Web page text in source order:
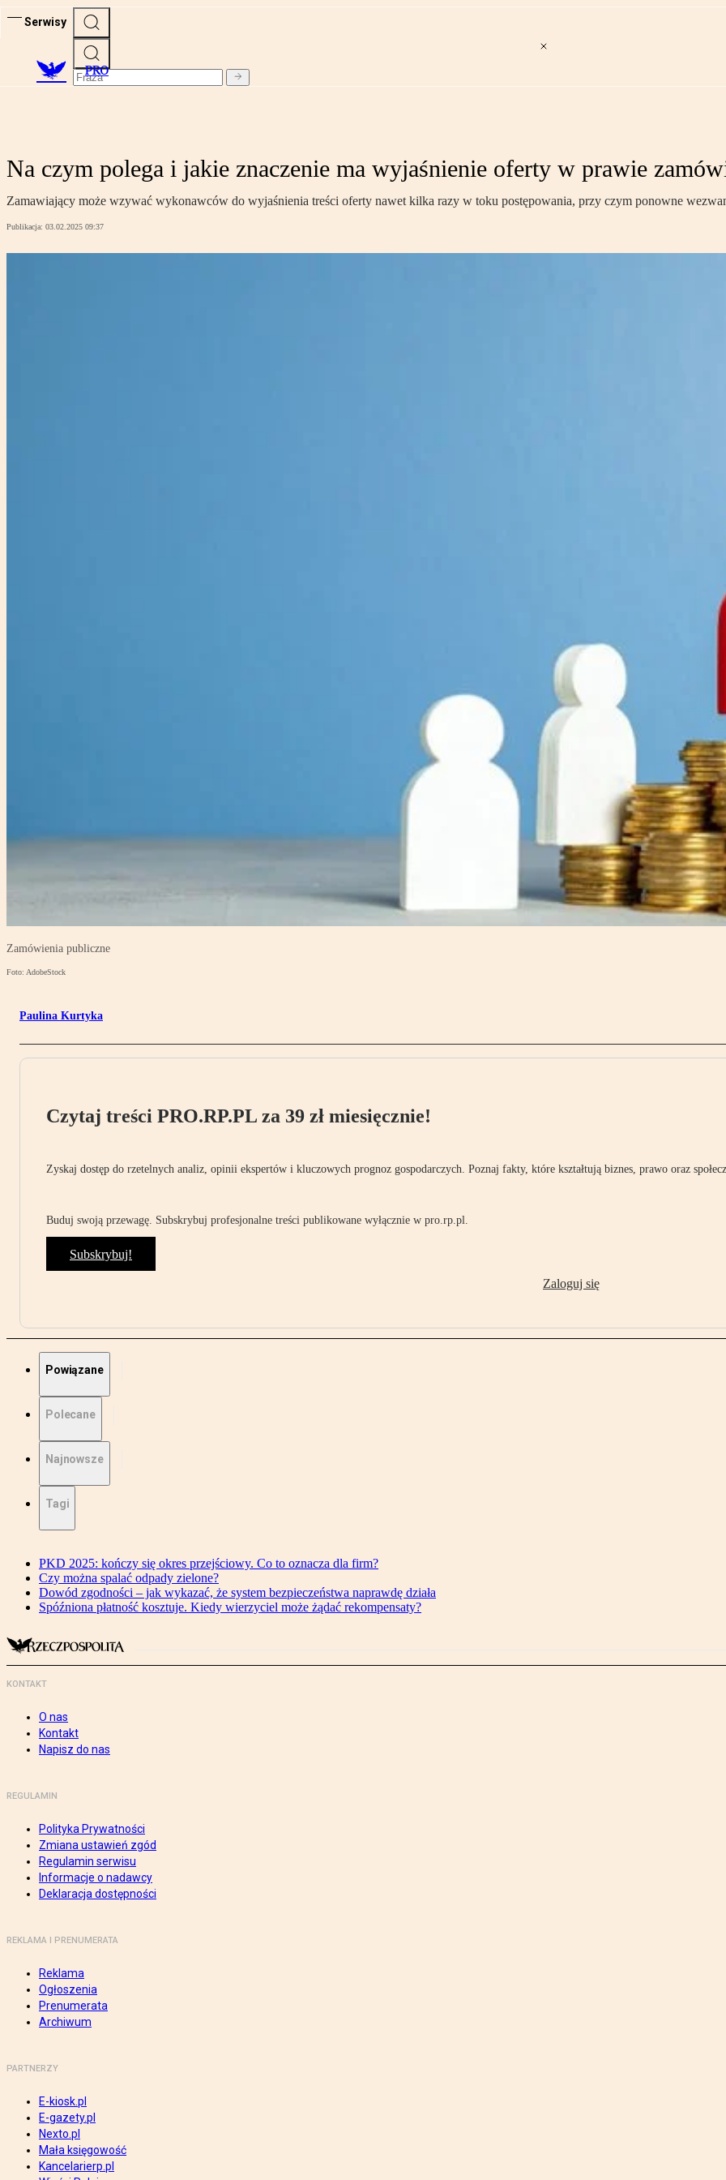
Serwisy
PRO
Na czym polega i jakie znaczenie ma wyjaśnienie oferty w prawie
Zamawiający może wzywać wykonawców do wyjaśnienia treści oferty nawet kilka razy w toku postępowania, przy czym ponowne
Publikacja: 03.02.2025 09:37
Zamówienia publiczne
Foto: AdobeStock
Paulina Kurtyka
Czytaj treści PRO.RP.PL za 39 zł miesięcznie!
Zyskaj dostęp do rzetelnych analiz, opinii ekspertów i kluczowych prognoz gospodarczych. Poznaj fakty, które kształtują biznes, prawo oraz
Buduj swoją przewagę. Subskrybuj profesjonalne treści publikowane wyłącznie w pro.rp.pl.
Subskrybuj!
Zaloguj się
Powiązane
Polecane
Najnowsze
Tagi
PKD 2025: kończy się okres przejściowy. Co to oznacza dla firm?
Czy można spalać odpady zielone?
Dowód zgodności – jak wykazać, że system bezpieczeństwa naprawdę działa
Spóźniona płatność kosztuje. Kiedy wierzyciel może żądać rekompensaty?
KONTAKT
O nas
Kontakt
Napisz do nas
REGULAMIN
Polityka Prywatności
Zmiana ustawień zgód
Regulamin serwisu
Informacje o nadawcy
Deklaracja dostępności
REKLAMA I PRENUMERATA
Reklama
Ogłoszenia
Prenumerata
Archiwum
PARTNERZY
E-kiosk.pl
E-gazety.pl
Nexto.pl
Mała księgowość
Kancelarierp.pl